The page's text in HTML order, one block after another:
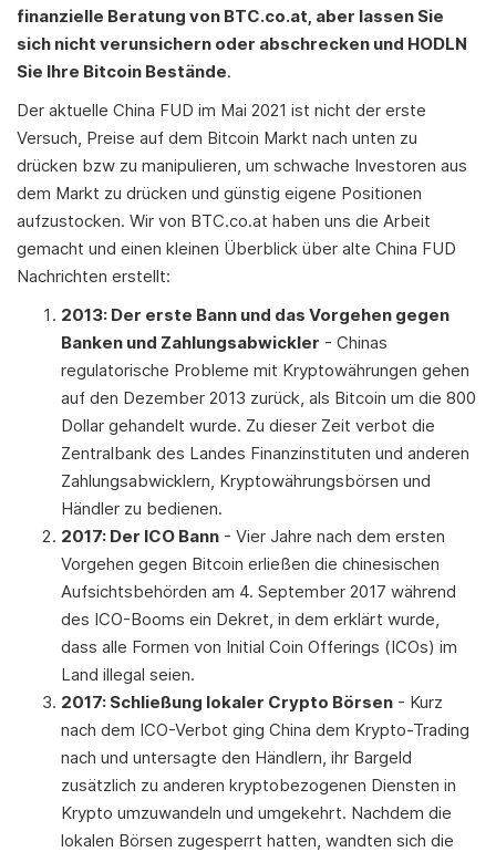
finanzielle Beratung von BTC.co.at, aber lassen Sie
sich nicht verunsichern oder abschrecken und HODLN
Sie Ihre Bitcoin Bestände.
Der aktuelle China FUD im Mai 2021 ist nicht der erste
Versuch, Preise auf dem Bitcoin Markt nach unten zu
drücken bzw zu manipulieren, um schwache Investoren aus
dem Markt zu drücken und günstig eigene Positionen
aufzustocken. Wir von BTC.co.at haben uns die Arbeit
gemacht und einen kleinen Überblick über alte China FUD
Nachrichten erstellt:
2013: Der erste Bann und das Vorgehen gegen
Banken und Zahlungsabwickler - Chinas
regulatorische Probleme mit Kryptowährungen gehen
auf den Dezember 2013 zurück, als Bitcoin um die 800
Dollar gehandelt wurde. Zu dieser Zeit verbot die
Zentralbank des Landes Finanzinstituten und anderen
Zahlungsabwicklern, Kryptowährungsbörsen und
Händler zu bedienen.
2017: Der ICO Bann - Vier Jahre nach dem ersten
Vorgehen gegen Bitcoin erließen die chinesischen
Aufsichtsbehörden am 4. September 2017 während
des ICO-Booms ein Dekret, in dem erklärt wurde,
dass alle Formen von Initial Coin Offerings (ICOs) im
Land illegal seien.
2017: Schließung lokaler Crypto Börsen - Kurz
nach dem ICO-Verbot ging China dem Krypto-Trading
nach und untersagte den Händlern, ihr Bargeld
zusätzlich zu anderen kryptobezogenen Diensten in
Krypto umzuwandeln und umgekehrt. Nachdem die
lokalen Börsen zugesperrt hatten, wandten sich die